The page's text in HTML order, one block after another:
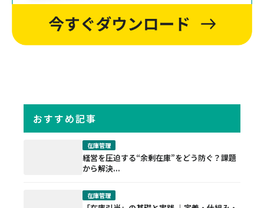
おすすめ記事
在庫管理
経営を圧迫する“余剰在庫”をどう防ぐ？課題
から解決...
在庫管理